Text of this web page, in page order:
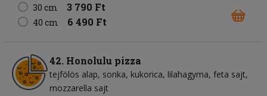
30 cm
3 790 Ft
40 cm 6 490 Ft
42. Honolulu pizza
tejfölös alap sonka kukorica lilahagyma feta sajt
mozzarella sajt